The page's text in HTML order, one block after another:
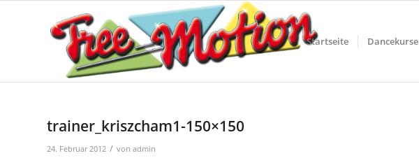
Startseite Dancekurse
trainer_kriszcham1-150×150
24. Februar 2012 / von admin